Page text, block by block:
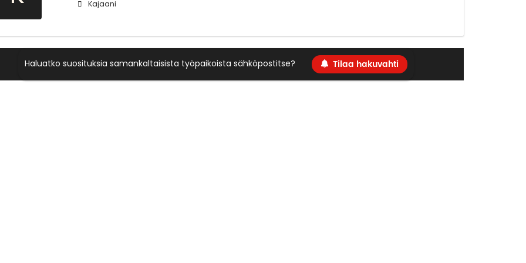
Kajaani
Haluatko suosituksia samankaltaisista työpaikoista sähköpostitse? Tilaa hakuvahti